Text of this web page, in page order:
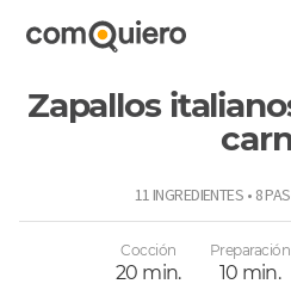
Zapallos
11 INGREDIENTES • 8
Cocción
20 min.
Preparación
10 min.